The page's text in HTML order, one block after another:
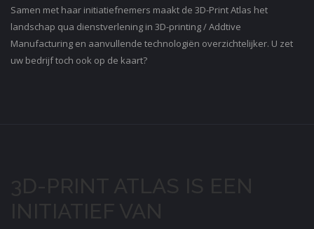
Samen met haar initiatiefnemers maakt de 3D-Print Atlas het
landschap qua dienstverlening in 3D-printing / Addtive
Manufacturing en aanvullende technologiën overzichtelijker. U zet
uw bedrijf toch ook op de kaart?